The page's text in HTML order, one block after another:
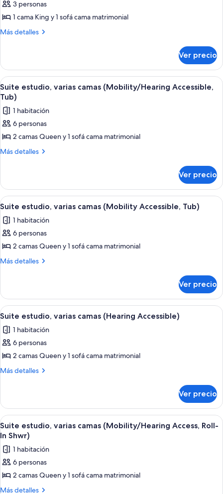
(Hearing
Accessible)
(Hearing
Accessible)
de
Suite
estudio,
King
size
y
sofá
cama
(Mobility
Accessible,
In
3 personas
1 cama King y 1 sofá cama matrimonial
Más detalles
Más
estudio,
cama
King
sofá
(Mobility
Accessible,
Roll-
Ver precio
Abrir
todas
las
fotos
de
Suite
estudio,
(Mobility/Hearing
Accessible,
Tub)
Una habitación de hotel con dos
4
Suite estudio, varias camas (Mobility/Hearing Accessible,
Tub)
1 habitación
6 personas
2 camas Queen y 1 sofá cama matrimonial
Más detalles
Más
estudio,
varias
camas
Accessible,
Tub)
Ver precio
Abrir
todas
las
fotos
de
Suite
camas
(Mobility
Accessible,
Tub)
Una habitación de hotel con dos
4
Suite estudio, varias camas (Mobility Accessible, Tub)
1 habitación
6 personas
2 camas Queen y 1 sofá cama matrimonial
Más detalles
Más
estudio,
varias
camas
Accessible,
Tub)
Ver precio
Abrir
todas
las
fotos
de
Suite
camas
(Hearing
Accessible)
Una habitación de hotel con dos
4
Suite estudio, varias camas (Hearing Accessible)
1 habitación
6 personas
2 camas Queen y 1 sofá cama matrimonial
Más detalles
Más
estudio,
varias
camas
(Hearing
Accessible)
Ver precio
Abrir
todas
las
fotos
de
Suite
estudio,
Una habitación de hotel con dos
4
Suite estudio, varias camas (Mobility/Hearing Access, Roll-
In Shwr)
1 habitación
6 personas
2 camas Queen y 1 sofá cama matrimonial
Más detalles
Más